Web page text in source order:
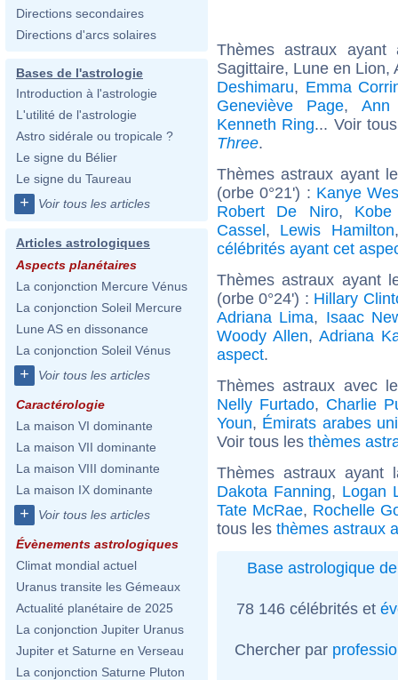
Directions secondaires
Directions d'arcs solaires
Bases de l'astrologie
Introduction à l'astrologie
L'utilité de l'astrologie
Astro sidérale ou tropicale ?
Le signe du Bélier
Le signe du Taureau
+ Voir tous les articles
Articles astrologiques
Aspects planétaires
La conjonction Mercure Vénus
La conjonction Soleil Mercure
Lune AS en dissonance
La conjonction Soleil Vénus
+ Voir tous les articles
Caractérologie
La maison VI dominante
La maison VII dominante
La maison VIII dominante
La maison IX dominante
+ Voir tous les articles
Évènements astrologiques
Climat mondial actuel
Uranus transite les Gémeaux
Actualité planétaire de 2025
La conjonction Jupiter Uranus
Jupiter et Saturne en Verseau
La conjonction Saturne Pluton
Thèmes astraux
Sagittaire, Lune en
Deshimaru, Emma
Geneviève Page, Ann
Kenneth Ring... Voir
Three.
Thèmes astraux ayant
(orbe 0°21') : Kanye
Robert De Niro,
Cassel, Lewis Hamilton
célébrités ayant cet
Thèmes astraux ayant
(orbe 0°24') : Hillary
Adriana Lima, Isaac
Woody Allen, Adriana
aspect.
Thèmes astraux avec
Nelly Furtado, Charlie
Youn, Émirats arabes
Voir tous les thèmes
Thèmes astraux
Dakota Fanning, Logan
Tate McRae, Rochelle
tous les thèmes astraux
Base astrologique
78 146 célébrités et
Chercher par